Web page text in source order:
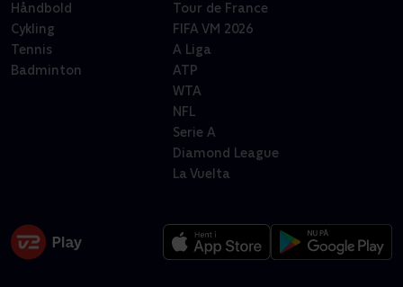
Håndbold
Cykling
Tennis
Badminton
Tour de France
FIFA VM 2026
A Liga
ATP
WTA
NFL
Serie A
Diamond League
La Vuelta